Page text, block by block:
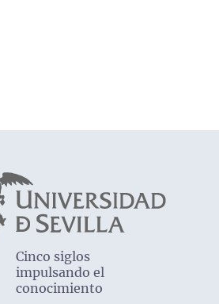
Cinco siglos
impulsando el
conocimiento